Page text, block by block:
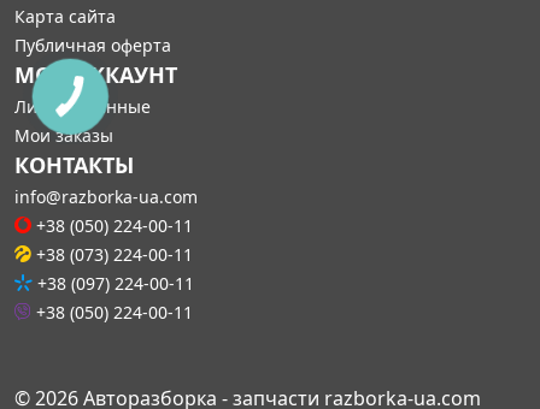
Карта сайта
Публичная оферта
МОЙ АККАУНТ
Личные данные
Мои заказы
КОНТАКТЫ
info@razborka-ua.com
+38 (050) 224-00-11
+38 (073) 224-00-11
+38 (097) 224-00-11
+38 (050) 224-00-11
© 2026 Авторазборка - запчасти razborka-ua.com